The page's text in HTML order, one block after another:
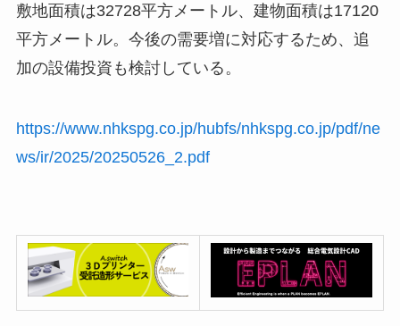
敷地面積は32728平方メートル、建物面積は17120
平方メートル。今後の需要増に対応するため、追
加の設備投資も検討している。
https://www.nhkspg.co.jp/hubfs/nhkspg.co.jp/pdf/ne
ws/ir/2025/20250526_2.pdf